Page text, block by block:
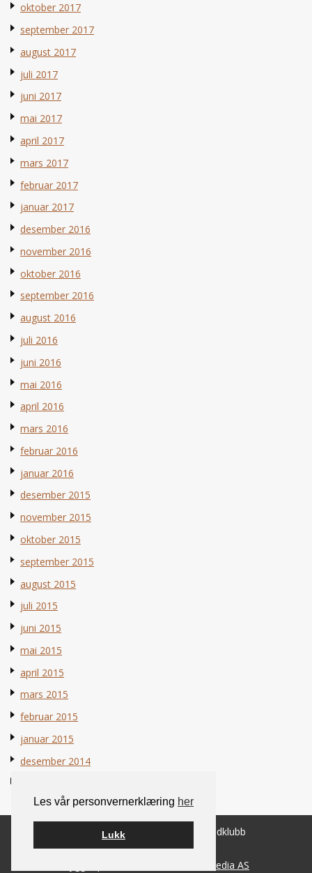
Les vår personvernerklæring her
Lukk
oktober 2017
september 2017
august 2017
juli 2017
juni 2017
mai 2017
april 2017
mars 2017
februar 2017
januar 2017
desember 2016
november 2016
oktober 2016
september 2016
august 2016
juli 2016
juni 2016
mai 2016
april 2016
mars 2016
februar 2016
januar 2016
desember 2015
november 2015
oktober 2015
september 2015
august 2015
juli 2015
juni 2015
mai 2015
april 2015
mars 2015
februar 2015
januar 2015
desember 2014
© 2026 Norsk Berner Sennenhundklubb
Smart Media AS